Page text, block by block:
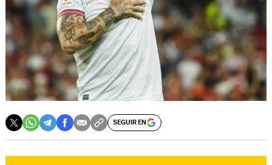
SEGUIR EN